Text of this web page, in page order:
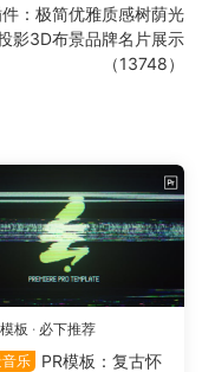
件：极简优雅质感树荫光
影3D布景品牌名片展示
（13748）
板 · 必下推荐
乐
PR模板：复古怀